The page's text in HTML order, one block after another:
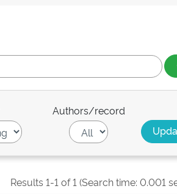
Authors/record
Results 1-1 of 1 (Search time: 0.001